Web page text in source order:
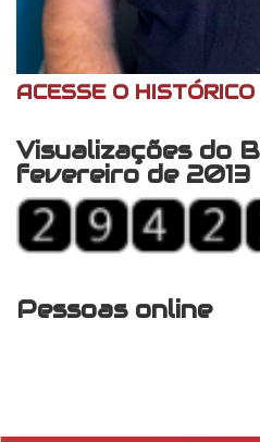
ACESSE O HISTÓRICO
Visualizações do
fevereiro de 2013
Pessoas online